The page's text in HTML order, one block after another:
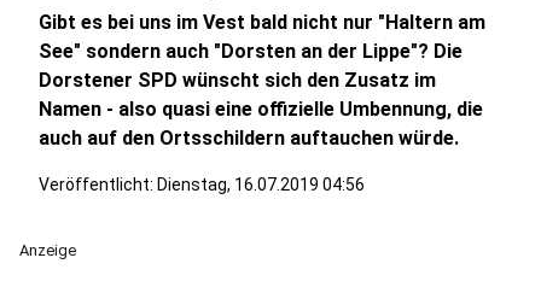
Gibt es bei uns im Vest bald nicht nur "Haltern am
See" sondern auch "Dorsten an der Lippe"? Die
Dorstener SPD wünscht sich den Zusatz im
Namen - also quasi eine offizielle Umbennung, die
auch auf den Ortsschildern auftauchen würde.
Veröffentlicht: Dienstag, 16.07.2019 04:56
Anzeige